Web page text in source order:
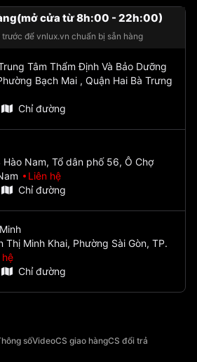
cửa từ 8h:00 - 22h:00)
để vnlux.vn chuẩn bị sẵn hàng
Tâm Thẩm Định Và Bảo Dưỡng
Bạch Mai , Quận Hai Bà Trưng
Chỉ đường
Hào Nam, Tổ dân phố 56, Ô Chợ
Liên hệ
Chỉ đường
Thị Minh Khai, Phường Sài Gòn, TP.
hệ
Chỉ đường
sốVideoCS giao hàngCS đổi trả